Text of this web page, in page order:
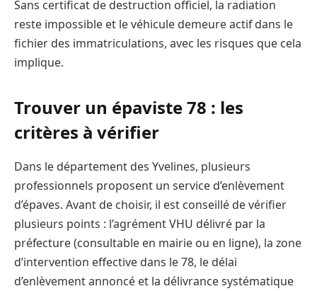
Sans certificat de destruction officiel, la radiation
reste impossible et le véhicule demeure actif dans le
fichier des immatriculations, avec les risques que cela
implique.
Trouver un épaviste 78 : les
critères à vérifier
Dans le département des Yvelines, plusieurs
professionnels proposent un service d’enlèvement
d’épaves. Avant de choisir, il est conseillé de vérifier
plusieurs points : l’agrément VHU délivré par la
préfecture (consultable en mairie ou en ligne), la zone
d’intervention effective dans le 78, le délai
d’enlèvement annoncé et la délivrance systématique